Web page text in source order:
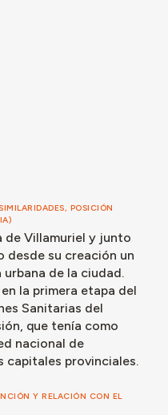
de la Salud
de INP, pasa a
y se integra en el
sería jefe de la oficina
del hospital
y fue inaugurada en
de un nuevo
externas. En
asistencial ha
reforma integral del
el inicio de estas
Tello Cardenal
iniciado
bloque técnico.
POSICIÓN
Villamuriel y junto
desde su creación un
de la ciudad.
la primera etapa del
Sanitarias del
que tenía como
nacional de
capitales provinciales.
Y RELACIÓN CON EL